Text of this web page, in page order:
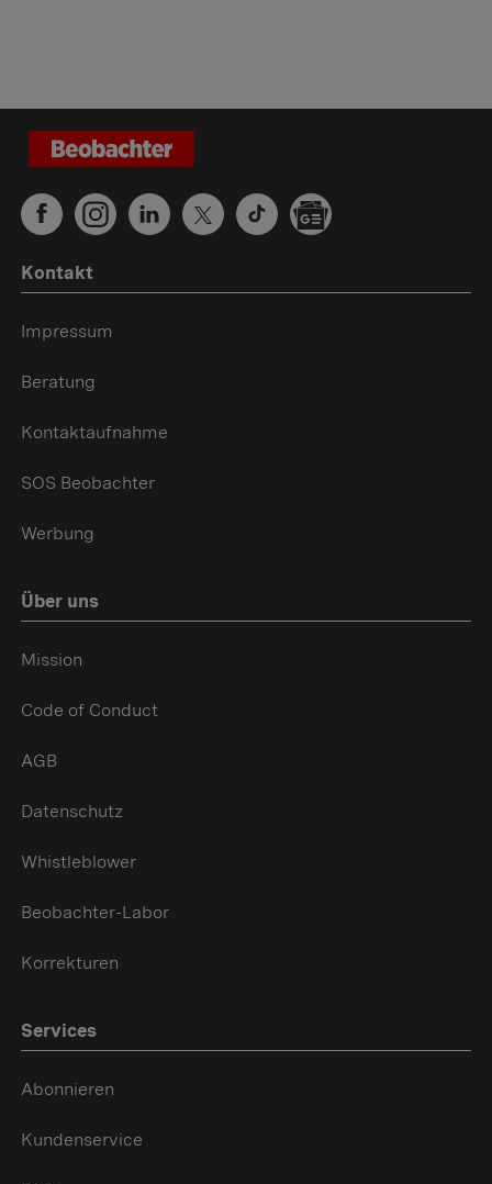
Kontakt
Impressum
Beratung
Kontaktaufnahme
SOS Beobachter
Werbung
Über uns
Mission
Code of Conduct
AGB
Datenschutz
Whistleblower
Beobachter-Labor
Korrekturen
Services
Abonnieren
Kundenservice